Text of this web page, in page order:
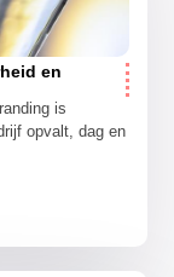
en
is
opvalt, dag en